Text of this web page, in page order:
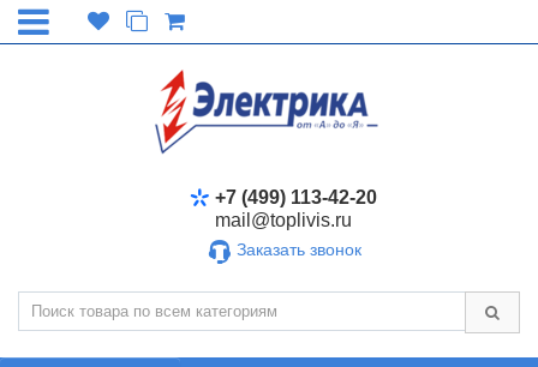
+7 (499) 113-42-20
mail@toplivis.ru
Заказать звонок